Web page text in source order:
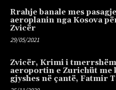
Rrahje banale mes
aeroplanin nga Kosova
Zvicër
29/05/2021
Zvicër, Krimi i
aeroportin e Zurichüt me
gjyshes në çantë, Fatmir